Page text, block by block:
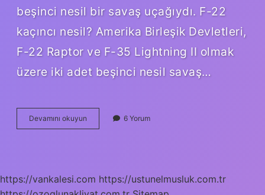
beşinci nesil bir savaş uçağıydı. F-22
kaçıncı nesil? Amerika Birleşik Devletleri,
F-22 Raptor ve F-35 Lightning II olmak
üzere iki adet beşinci nesil savaş…
Devamını okuyun
Kaç
6 Yorum
https://vankalesi.com https://ustunelmusluk.com.tr